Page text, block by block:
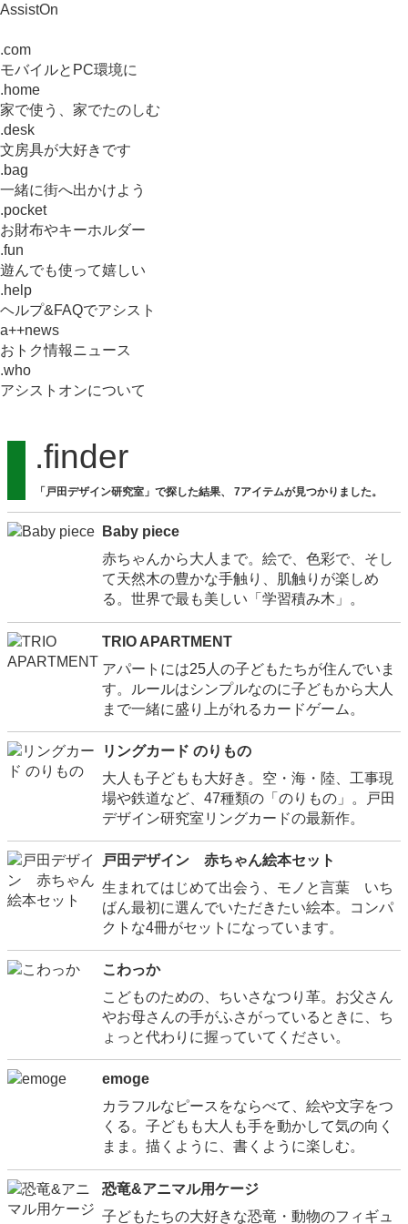
.finder
「戸田デザイン研究室」で探した結果、 7アイテムが見つかりました。
Baby piece
赤ちゃんから大人まで。絵で、色彩で、そし
て天然木の豊かな手触り、肌触りが楽しめ
る。世界で最も美しい「学習積み木」。
TRIO APARTMENT
アパートには25人の子どもたちが住んでいま
す。ルールはシンプルなのに子どもから大人
まで一緒に盛り上がれるカードゲーム。
リングカード のりもの
大人も子どもも大好き。空・海・陸、工事現
場や鉄道など、47種類の「のりもの」。戸田
デザイン研究室リングカードの最新作。
戸田デザイン 赤ちゃん絵本セット
生まれてはじめて出会う、モノと言葉 いち
ばん最初に選んでいただきたい絵本。コンパ
クトな4冊がセットになっています。
こわっか
こどものための、ちいさなつり革。お父さん
やお母さんの手がふさがっているときに、ち
ょっと代わりに握っていてください。
emoge
カラフルなピースをならべて、絵や文字をつ
くる。子どもも大人も手を動かして気の向く
まま。描くように、書くように楽しむ。
恐竜&アニマル用ケージ
子どもたちの大好きな恐竜・動物のフィギュ
AssistOn
.com
モバイルとPC環境に
.home
家で使う、家でたのしむ
.desk
文房具が大好きです
.bag
一緒に街へ出かけよう
.pocket
お財布やキーホルダー
.fun
遊んでも使って嬉しい
.help
ヘルプ&FAQでアシスト
a++news
おトク情報ニュース
.who
アシストオンについて